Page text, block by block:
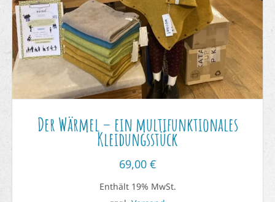
Der Wärmel – ein multifunktionales
Kleidungsstück
69,00 €
Enthält 19% MwSt.